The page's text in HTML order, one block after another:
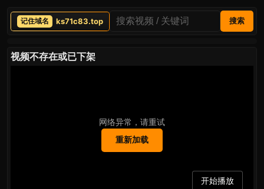
ks71c83.top 搜索
视频不存在或已下架
网络异常，请重试
重新加载
开始播放